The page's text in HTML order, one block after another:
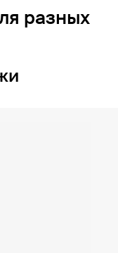
разных